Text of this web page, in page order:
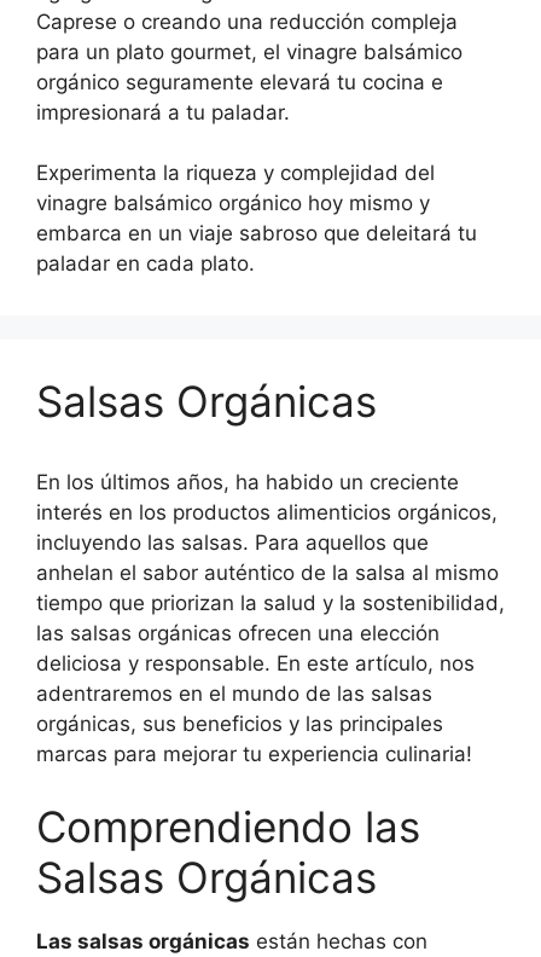
Caprese o creando una reducción compleja
para un plato gourmet, el vinagre balsámico
orgánico seguramente elevará tu cocina e
impresionará a tu paladar.
Experimenta la riqueza y complejidad del
vinagre balsámico orgánico hoy mismo y
embarca en un viaje sabroso que deleitará tu
paladar en cada plato.
Salsas Orgánicas
En los últimos años, ha habido un creciente
interés en los productos alimenticios orgánicos,
incluyendo las salsas. Para aquellos que
anhelan el sabor auténtico de la salsa al mismo
tiempo que priorizan la salud y la sostenibilidad,
las salsas orgánicas ofrecen una elección
deliciosa y responsable. En este artículo, nos
adentraremos en el mundo de las salsas
orgánicas, sus beneficios y las principales
marcas para mejorar tu experiencia culinaria!
Comprendiendo las
Salsas Orgánicas
Las salsas orgánicas están hechas con